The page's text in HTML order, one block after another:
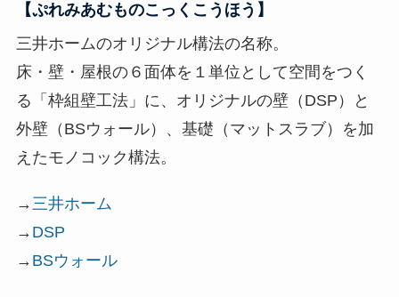
【ぷれみあむものこっくこうほう】
三井ホームのオリジナル構法の名称。
床・壁・屋根の６面体を１単位として空間をつく
る「枠組壁工法」に、オリジナルの壁（DSP）と
外壁（BSウォール）、基礎（マットスラブ）を加
えたモノコック構法。
→三井ホーム
→ DSP
→ BSウォール